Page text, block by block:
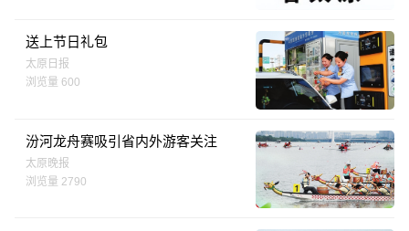
送上节日礼包
太原日报
浏览量 600
汾河龙舟赛吸引省内外游客关注
太原晚报
浏览量 2790